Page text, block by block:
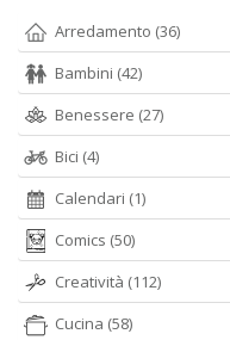
Arredamento (36)
Bambini (42)
Benessere (27)
Bici (4)
Calendari (1)
Comics (50)
Creatività (112)
Cucina (58)